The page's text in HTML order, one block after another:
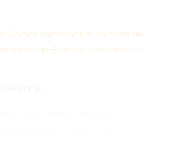
www.phytocontrol.com/veille-
de-5-neonicotinoides-en-